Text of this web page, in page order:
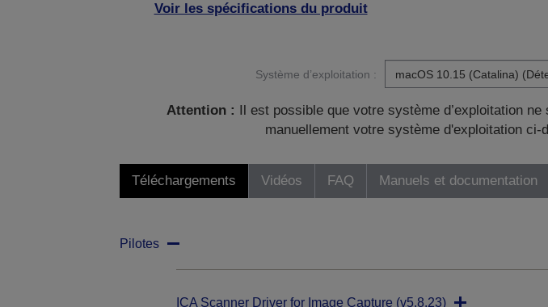
Voir les spécifications du produit
Système d’exploitation :
Attention :
Il est possible que votre système d’exploitation
manuellement votre système d'exploitation
Téléchargements Vidéos FAQ Manuels et documentation
Pilotes
ICA Scanner Driver for Image Capture (v5.8.23)